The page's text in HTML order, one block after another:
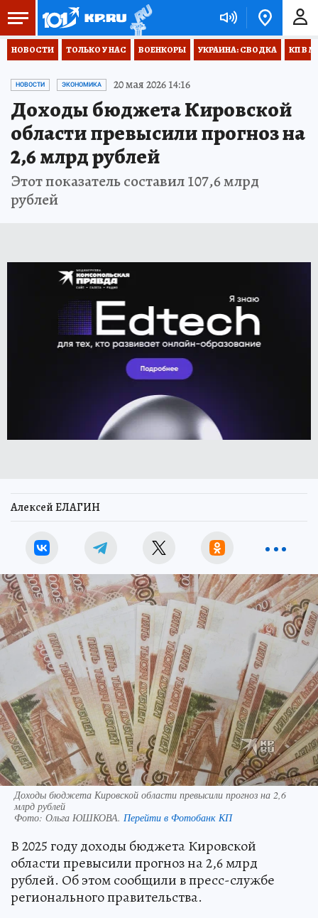
НОВОСТИ ТОЛЬКО У НАС ВОЕНКОРЫ УКРАИНА: СВОДКА КП В
НОВОСТИ ЭКОНОМИКА 20 мая 2026 14:16
Доходы бюджета Кировской
области превысили прогноз на
2,6 млрд рублей
Этот показатель составил 107,6 млрд
рублей
Алексей ЕЛАГИН
Доходы бюджета Кировской области превысили прогноз на 2,6
млрд рублей
Фото: Ольга ЮШКОВА. Перейти в Фотобанк КП
В 2025 году доходы бюджета Кировской
области превысили прогноз на 2,6 млрд
рублей. Об этом сообщили в пресс-службе
регионального правительства.